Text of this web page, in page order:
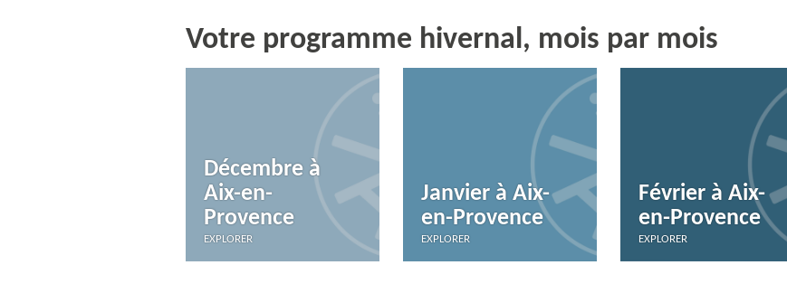
Votre programme hivernal, mois par mois
Décembre à
Aix-en-
Provence
EXPLORER
Janvier à Aix-
en-Provence
EXPLORER
Février à Aix-
en-Provence
EXPLORER